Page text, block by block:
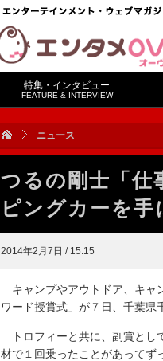
特集・インタビュー
FEATURE & INTERVIEW
ニュース
つるの剛士「
ピングカーを手
2014年2月7日 / 15:15
キャンプやアウトドア、キャ
ワード授賞式」が７日、千葉県
トロフィーと共に、副賞とし
材で１回乗ったことがあってず